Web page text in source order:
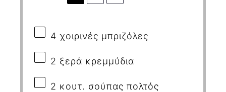
4 χοιρινές μπριζόλες
2 ξερά κρεμμύδια
2 κουτ. σούπας πολτός